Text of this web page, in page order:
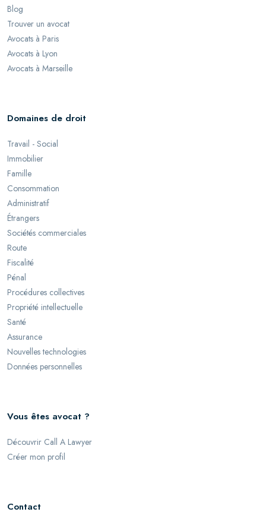
Blog
Trouver un avocat
Avocats à Paris
Avocats à Lyon
Avocats à Marseille
Domaines de droit
Travail - Social
Immobilier
Famille
Consommation
Administratif
Étrangers
Sociétés commerciales
Route
Fiscalité
Pénal
Procédures collectives
Propriété intellectuelle
Santé
Assurance
Nouvelles technologies
Données personnelles
Vous êtes avocat ?
Découvrir Call A Lawyer
Créer mon profil
Contact